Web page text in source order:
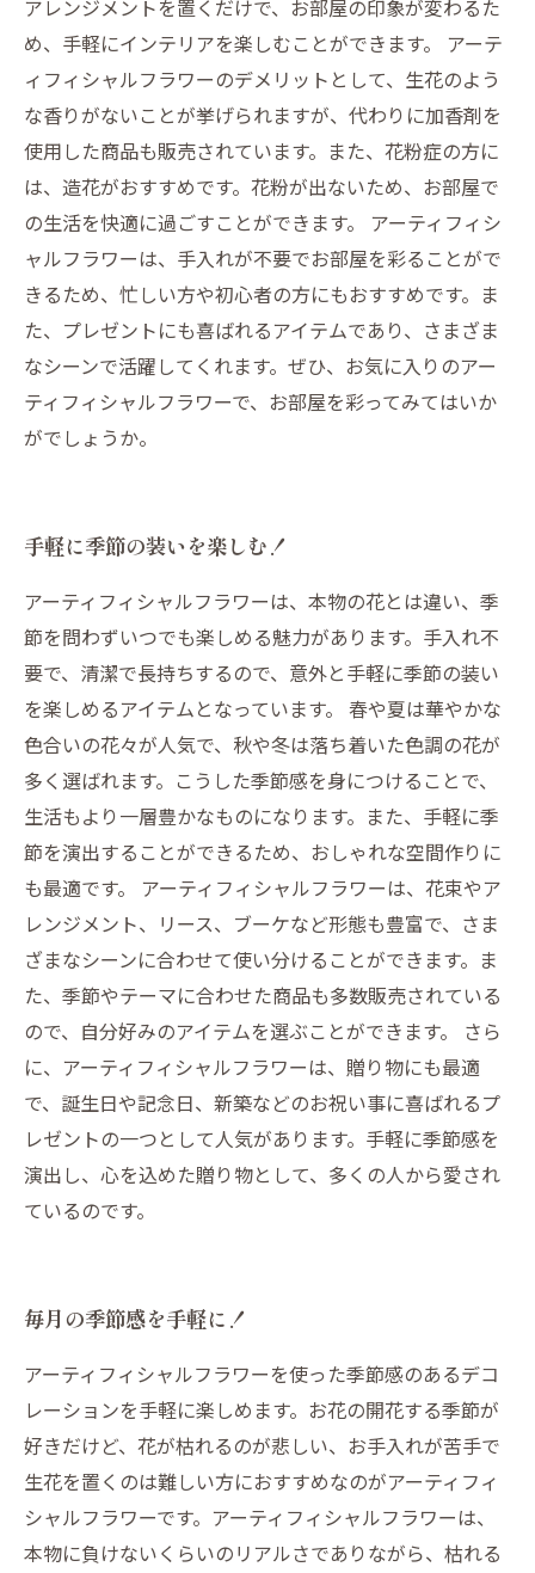
アレンジメントを置くだけで、お部屋の印象が変わるた
め、手軽にインテリアを楽しむことができます。 アーテ
ィフィシャルフラワーのデメリットとして、生花のよう
な香りがないことが挙げられますが、代わりに加香剤を
使用した商品も販売されています。また、花粉症の方に
は、造花がおすすめです。花粉が出ないため、お部屋で
の生活を快適に過ごすことができます。 アーティフィシ
ャルフラワーは、手入れが不要でお部屋を彩ることがで
きるため、忙しい方や初心者の方にもおすすめです。ま
た、プレゼントにも喜ばれるアイテムであり、さまざま
なシーンで活躍してくれます。ぜひ、お気に入りのアー
ティフィシャルフラワーで、お部屋を彩ってみてはいか
がでしょうか。
手軽に季節の装いを楽しむ！
アーティフィシャルフラワーは、本物の花とは違い、季
節を問わずいつでも楽しめる魅力があります。手入れ不
要で、清潔で長持ちするので、意外と手軽に季節の装い
を楽しめるアイテムとなっています。 春や夏は華やかな
色合いの花々が人気で、秋や冬は落ち着いた色調の花が
多く選ばれます。こうした季節感を身につけることで、
生活もより一層豊かなものになります。また、手軽に季
節を演出することができるため、おしゃれな空間作りに
も最適です。 アーティフィシャルフラワーは、花束やア
レンジメント、リース、ブーケなど形態も豊富で、さま
ざまなシーンに合わせて使い分けることができます。ま
た、季節やテーマに合わせた商品も多数販売されている
ので、自分好みのアイテムを選ぶことができます。 さら
に、アーティフィシャルフラワーは、贈り物にも最適
で、誕生日や記念日、新築などのお祝い事に喜ばれるプ
レゼントの一つとして人気があります。手軽に季節感を
演出し、心を込めた贈り物として、多くの人から愛され
ているのです。
毎月の季節感を手軽に！
アーティフィシャルフラワーを使った季節感のあるデコ
レーションを手軽に楽しめます。お花の開花する季節が
好きだけど、花が枯れるのが悲しい、お手入れが苦手で
生花を置くのは難しい方におすすめなのがアーティフィ
シャルフラワーです。アーティフィシャルフラワーは、
本物に負けないくらいのリアルさでありながら、枯れる